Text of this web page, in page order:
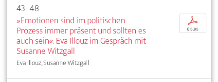
43–48
»Emotionen sind im politischen
Prozess immer präsent und sollten es
auch sein«. Eva Illouz im Gespräch mit
Susanne Witzgall
Eva Illouz, Susanne Witzgall
p
€ 5,95